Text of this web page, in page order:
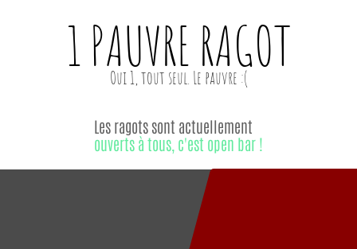
1 PAUVRE RAGOT
Les ragots sont actuellement
ouverts à tous, c'est open bar !